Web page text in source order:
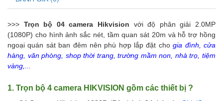
>>> Trọn bộ 04 camera Hikvision
với độ phân giải 2.0MP
(1080P) cho hình ảnh sắc nét, tầm quan sát 20m và hỗ trợ hồng
ngoại quán sát ban đêm nên phù hợp lắp đặt chogia đình, cửa
hàng, văn phòng, shop thời trang, trường mầm non, nhà trọ, tiệm
vàng,...
1. Trọn bộ 4 camera HIKVISION gồm các thiết bị ?